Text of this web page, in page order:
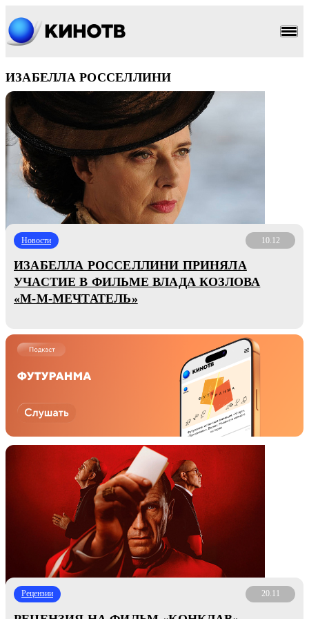
ИЗАБЕЛЛА РОССЕЛЛИНИ
Новости 10.12
ИЗАБЕЛЛА РОССЕЛЛИНИ ПРИНЯЛА
УЧАСТИЕ В ФИЛЬМЕ ВЛАДА КОЗЛОВА
«М-М-МЕЧТАТЕЛЬ»
Рецензии 20.11